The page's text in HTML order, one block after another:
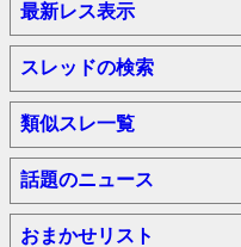
最新レス表示
スレッドの検索
類似スレ一覧
話題のニュース
おまかせリスト